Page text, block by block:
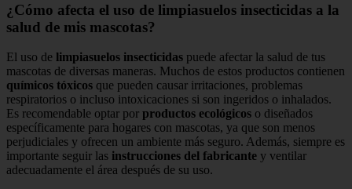
¿Cómo afecta el uso de limpiasuelos insecticidas a la
salud de mis mascotas?
El uso de limpiasuelos insecticidas puede afectar la salud de tus
mascotas de diversas maneras. Muchos de estos productos contienen
químicos tóxicos que pueden causar irritaciones, problemas
respiratorios o incluso intoxicaciones si son ingeridos o inhalados.
Es recomendable optar por productos ecológicos o diseñados
específicamente para hogares con mascotas, ya que son menos
perjudiciales y ofrecen un ambiente más seguro. Además, siempre es
importante seguir las instrucciones del fabricante y ventilar
adecuadamente el área después de su uso.